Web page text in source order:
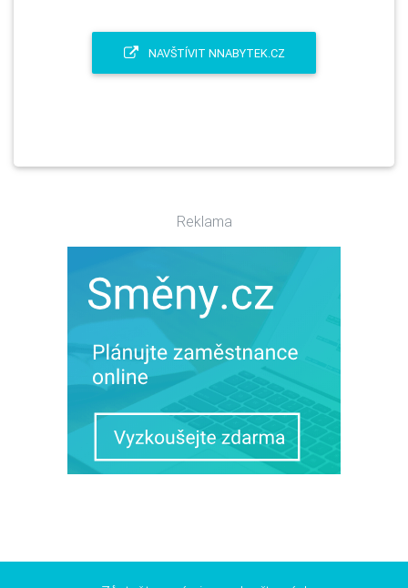
NAVŠTÍVIT NNABYTEK.CZ
Reklama